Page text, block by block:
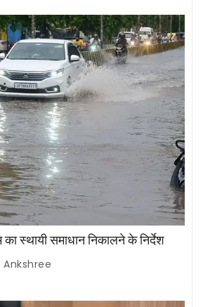
स्थायी समाधान निकालने के निर्देश
Ankshree